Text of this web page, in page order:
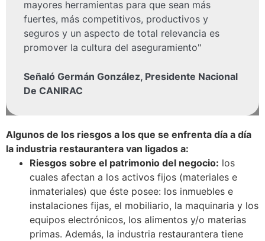
mayores herramientas para que sean más
fuertes, más competitivos, productivos y
seguros y un aspecto de total relevancia es
promover la cultura del aseguramiento"
Señaló Germán González, Presidente Nacional
De CANIRAC
Algunos de los riesgos a los que se enfrenta día a día
la industria restaurantera van ligados a:
Riesgos sobre el patrimonio del negocio: los
cuales afectan a los activos fijos (materiales e
inmateriales) que éste posee: los inmuebles e
instalaciones fijas, el mobiliario, la maquinaria y los
equipos electrónicos, los alimentos y/o materias
primas. Además, la industria restaurantera tiene